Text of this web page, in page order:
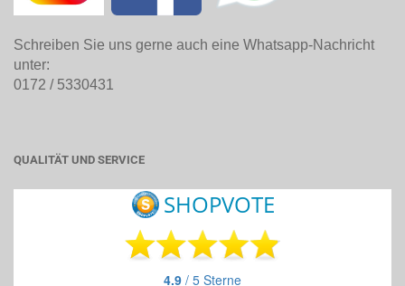
Schreiben Sie uns gerne auch eine Whatsapp-Nachricht
unter:
0172 / 5330431
QUALITÄT UND SERVICE